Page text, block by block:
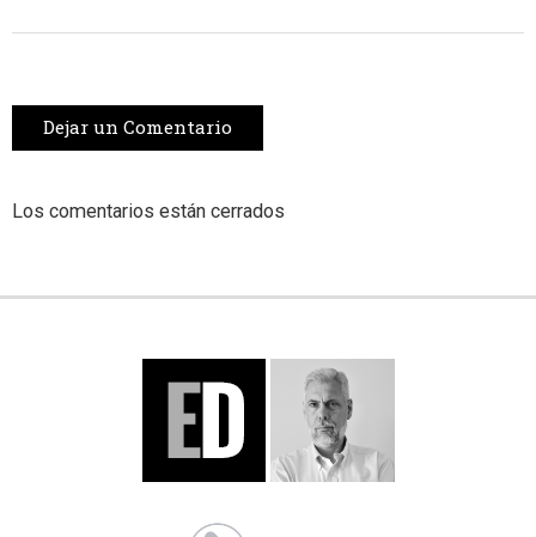
Dejar un Comentario
Los comentarios están cerrados